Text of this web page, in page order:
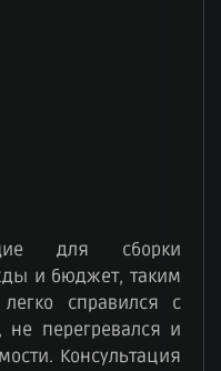
для сборки
и бюджет, таким
справился с
перегревался и
Консультация